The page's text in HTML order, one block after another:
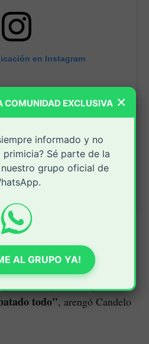
en Instagram
con las viejas estructuras
han descuidado las
desarrollo de Popayán.
el poder a quienes
todo", arengó Candelo
×
COMUNIDAD EXCLUSIVA
informado y no
Sé parte de la
grupo oficial de
AL GRUPO YA!